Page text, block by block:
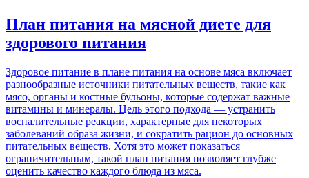
План питания на мясной диете для
здорового питания
Здоровое питание в плане питания на основе мяса включает
разнообразные источники питательных веществ, такие как
мясо, органы и костные бульоны, которые содержат важные
витамины и минералы. Цель этого подхода — устранить
воспалительные реакции, характерные для некоторых
заболеваний образа жизни, и сократить рацион до основных
питательных веществ. Хотя это может показаться
ограничительным, такой план питания позволяет глубже
оценить качество каждого блюда из мяса.